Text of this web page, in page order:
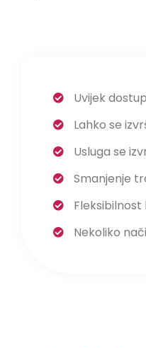
Uvijek
Lahko se
Usluga se
Smanjenje
Fleksibilnost
Nekoliko